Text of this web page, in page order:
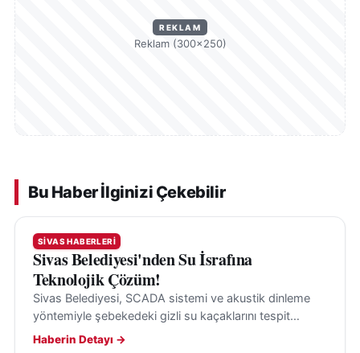
REKLAM
Reklam (300×250)
Bu Haber İlginizi Çekebilir
SIVAS HABERLERI
Sivas Belediyesi'nden Su İsrafına
Teknolojik Çözüm!
Sivas Belediyesi, SCADA sistemi ve akustik dinleme
yöntemiyle şebekedeki gizli su kaçaklarını tespit
ederek su kayıplarının önüne geçiyor.
Haberin Detayı →